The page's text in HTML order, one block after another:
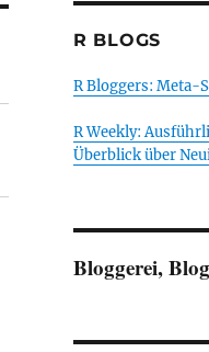
R BLOGS
R Bloggers: Meta-
R Weekly:
Überblick über
Bloggerei,